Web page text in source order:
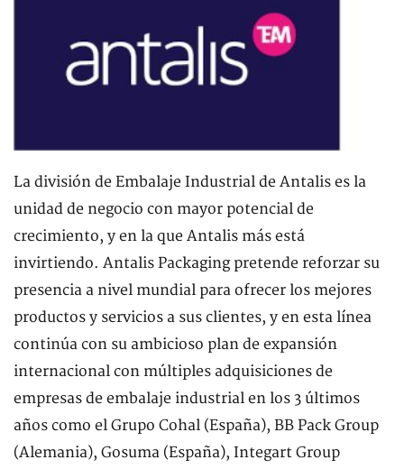
La división de Embalaje Industrial de Antalis es la
unidad de negocio con mayor potencial de
crecimiento, y en la que Antalis más está
invirtiendo. Antalis Packaging pretende reforzar su
presencia a nivel mundial para ofrecer los mejores
productos y servicios a sus clientes, y en esta línea
continúa con su ambicioso plan de expansión
internacional con múltiples adquisiciones de
empresas de embalaje industrial en los 3 últimos
años como el Grupo Cohal (España), BB Pack Group
(Alemania), Gosuma (España), Integart Group